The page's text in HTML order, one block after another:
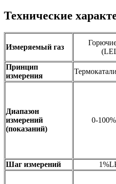
Технические
Измеряемый газ
Принцип
измерения
Диапазон
измерений
(показаний)
0-
Шаг измерений